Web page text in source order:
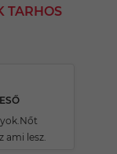
TARHOS
ami lesz.